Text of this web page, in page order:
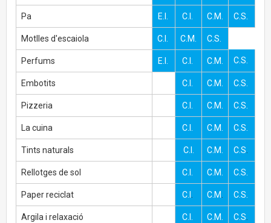
Pa E.I. C.I. C.M. C.S.
Motlles d'escaiola C.I. C.M. C.S.
Perfums E.I. C.I. C.M. C.S.
Embotits C.I. C.M. C.S.
Pizzeria C.I. C.M. C.S.
La cuina C.I. C.M. C.S.
Tints naturals C.I. C.M. C.S.
Rellotges de sol C.I. C.M. C.S.
Paper reciclat C.I . C.M. C.S.
Argila i relaxació C.I. C.M. C.S.